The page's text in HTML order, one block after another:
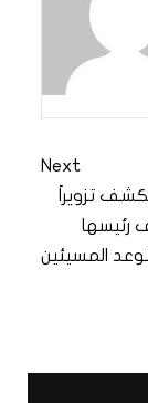
Next
تزويراً
رئيسها
المسيئين